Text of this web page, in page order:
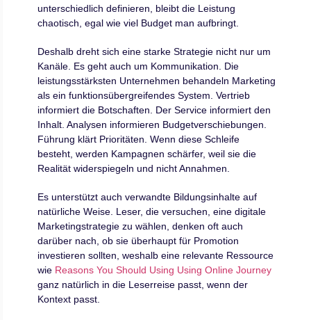
unterschiedlich definieren, bleibt die Leistung
chaotisch, egal wie viel Budget man aufbringt.
Deshalb dreht sich eine starke Strategie nicht nur um
Kanäle. Es geht auch um Kommunikation. Die
leistungsstärksten Unternehmen behandeln Marketing
als ein funktionsübergreifendes System. Vertrieb
informiert die Botschaften. Der Service informiert den
Inhalt. Analysen informieren Budgetverschiebungen.
Führung klärt Prioritäten. Wenn diese Schleife
besteht, werden Kampagnen schärfer, weil sie die
Realität widerspiegeln und nicht Annahmen.
Es unterstützt auch verwandte Bildungsinhalte auf
natürliche Weise. Leser, die versuchen, eine digitale
Marketingstrategie zu wählen, denken oft auch
darüber nach, ob sie überhaupt für Promotion
investieren sollten, weshalb eine relevante Ressource
wie Reasons You Should Using Using Online Journey
ganz natürlich in die Leserreise passt, wenn der
Kontext passt.